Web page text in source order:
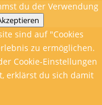
du der Verwendung
sind auf "Cookies
zu ermöglichen.
Cookie-Einstellungen
erklärst du sich damit